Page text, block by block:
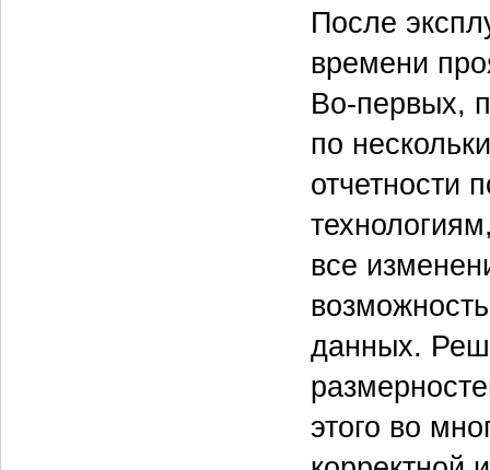
После
времени
Во-первых,
по
отчетности
все
данных.
этого во